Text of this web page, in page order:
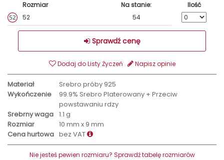
Rozmiar Na stanie:
Ilość
52
54
Sprawdź cenę
Dodaj do Listy Życzeń Napisz opinie
Materiał
Srebro próby 925
Wykończenie
99.9% Srebro Platerowany + Przeciw
powstawaniu rdzy
Srebrny waga 1.1 g
Rozmiar
10 mm x 9 mm
Cena hurtowa bez VAT
Nie jesteś pewien rozmiaru? Sprawdź tabelę rozmiarów